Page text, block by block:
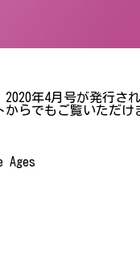
年4月号が発行され
らでもご覧いただけ
Ages